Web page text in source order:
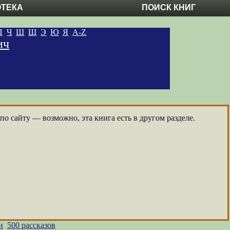
ПОИСК КНИГ
Ч Ш Щ Э Ю Я A-Z
сайту — возможно, эта книга есть в другом разделе.
500 рассказов